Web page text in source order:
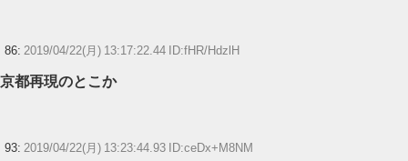
86: 2019/04/22(月) 13:17:22.44 ID:fHR/HdzlH
京都再現のとこか
93: 2019/04/22(月) 13:23:44.93 ID:ceDx+M8NM